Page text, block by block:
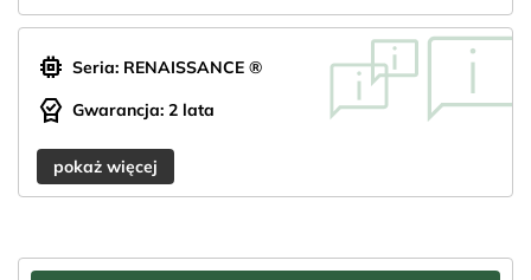
memory Seria: RENAISSANCE ®
editor_choice Gwarancja: 2 lata
pokaż więcej